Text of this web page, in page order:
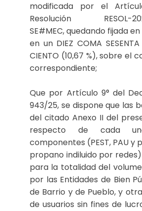
modificada por el
Resolución RESOL-
SE#MEC, quedando fijada
en un DIEZ COMA SESENTA
CIENTO (10,67 %), sobre el
correspondiente;
Que por Artículo 9° del
943/25, se dispone que las
del citado Anexo II del
respecto de cada
componentes (PEST, PAU y
propano indiluido por
para la totalidad del
por las Entidades de Bien
de Barrio y de Pueblo, y
de usuarios sin fines de